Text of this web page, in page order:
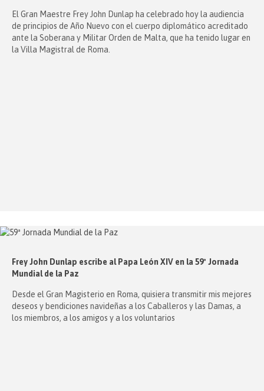
El Gran Maestre Frey John Dunlap ha celebrado hoy la audiencia
de principios de Año Nuevo con el cuerpo diplomático acreditado
ante la Soberana y Militar Orden de Malta, que ha tenido lugar en
la Villa Magistral de Roma.
Frey John Dunlap escribe al Papa León XIV en la 59ª Jornada
Mundial de la Paz
Desde el Gran Magisterio en Roma, quisiera transmitir mis mejores
deseos y bendiciones navideñas a los Caballeros y las Damas, a
los miembros, a los amigos y a los voluntarios